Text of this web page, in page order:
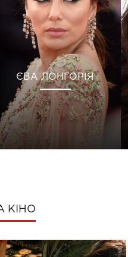
ЄВА ЛОНГОРІЯ
КІНО